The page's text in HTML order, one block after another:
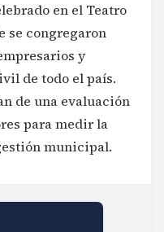
en el Teatro
se congregaron
y
de todo el país.
de una evaluación
para medir la
municipal.